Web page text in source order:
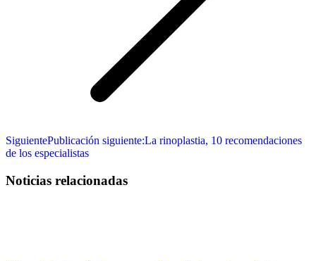
SiguientePublicación siguiente:La rinoplastia, 10 recomendaciones
de los especialistas
Noticias relacionadas